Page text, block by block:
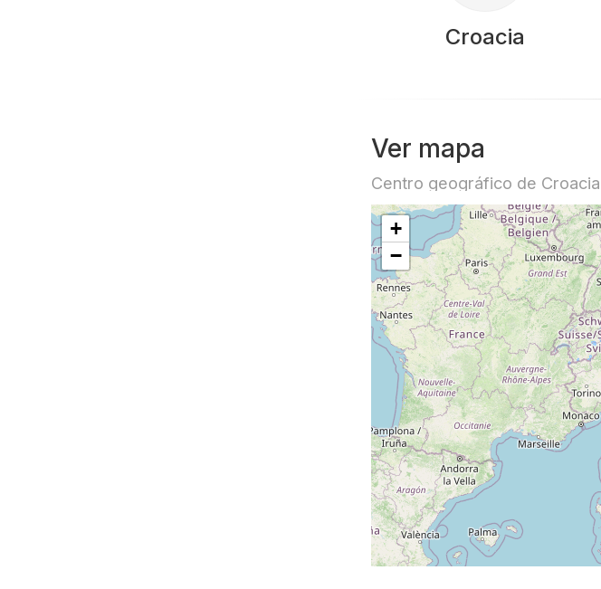
Croacia
Ver mapa
Centro geográfico de Croacia
+
−